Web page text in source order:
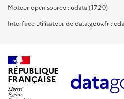
Moteur open source : udata (17.2.0)
Interface utilisateur de data.gouv.fr :
RÉPUBLIQUE
FRANÇAISE